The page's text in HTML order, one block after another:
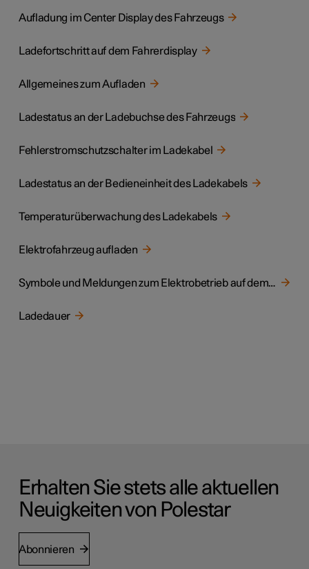
Aufladung im Center Display des Fahrzeugs
Ladefortschritt auf dem Fahrerdisplay
Allgemeines zum Aufladen
Ladestatus an der Ladebuchse des Fahrzeugs
Fehlerstromschutzschalter im Ladekabel
Ladestatus an der Bedieneinheit des Ladekabels
Temperaturüberwachung des Ladekabels
Elektrofahrzeug aufladen
Symbole und Meldungen zum Elektrobetrieb auf dem Fahrerdisplay
Ladedauer
Erhalten Sie stets alle aktuellen
Neuigkeiten von Polestar
Abonnieren